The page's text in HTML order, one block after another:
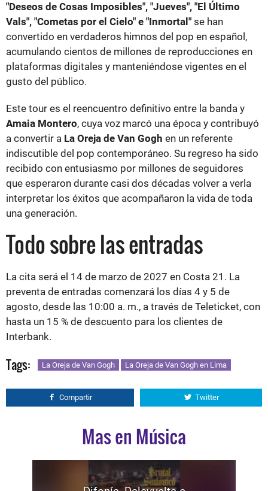
"Deseos de Cosas Imposibles", "Jueves", "El Último
Vals", "Cometas por el Cielo" e "Inmortal" se han
convertido en verdaderos himnos del pop en español,
acumulando cientos de millones de reproducciones en
plataformas digitales y manteniéndose vigentes en el
gusto del público.
Este tour es el reencuentro definitivo entre la banda y
Amaia Montero, cuya voz marcó una época y contribuyó
a convertir a La Oreja de Van Gogh en un referente
indiscutible del pop contemporáneo. Su regreso ha sido
recibido con entusiasmo por millones de seguidores
que esperaron durante casi dos décadas volver a verla
interpretar los éxitos que acompañaron la vida de toda
una generación.
Todo sobre las entradas
La cita será el 14 de marzo de 2027 en Costa 21. La
preventa de entradas comenzará los días 4 y 5 de
agosto, desde las 10:00 a. m., a través de Teleticket, con
hasta un 15 % de descuento para los clientes de
Interbank.
Tags: La Oreja de Van Gogh La Oreja de Van Gogh en Lima
Compartir Twitter
Mas en Música